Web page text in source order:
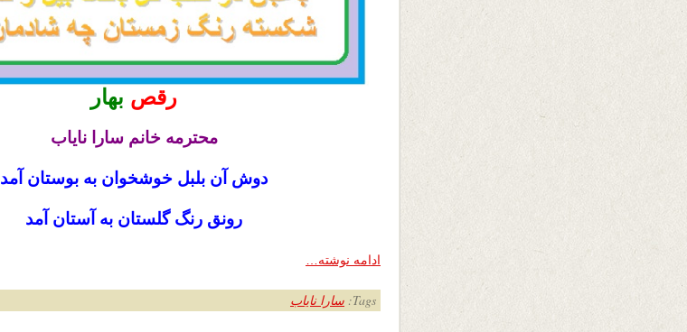
رقص بهار
محترمه خانم سارا ناياب
دوش آن بلبل خوشخوان به بوستان آمد
رونق رنگ گلستان به آستان آمد
ادامه نوشته…
Tags: سارا نایاب